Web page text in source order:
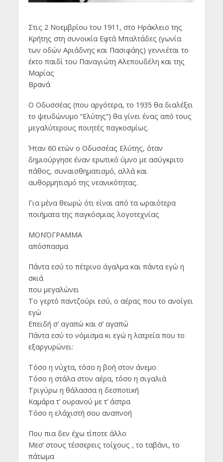
Στις 2 Νοεμβρίου του 1911, στο Ηράκλειο της
Κρήτης στη συνοικία Εφτά Μπαλτάδες (γωνία
των οδών Αριάδνης και Πασιφάης) γεννιέται το
έκτο παιδί του Παναγιώτη Αλεπουδέλη και της
Μαρίας
Βρανά
Ο Οδυσσέας (που αργότερα, το 1935 θα διαλέξει
το ψευδώνυμο “Ελύτης”) θα γίνει ένας από τους
μεγαλύτερους ποιητές παγκοσμίως.
Ήταν 60 ετών ο Οδυσσέας Ελύτης, όταν
δημιούργησε έναν ερωτικό ύμνο με ασύγκριτο
πάθος, συναισθηματισμό, αλλά και
αυθορμητισμό της νεανικότητας.
Για μένα θεωρώ ότι είναι από τα ωραιότερα
ποιήματα της παγκόσμιας λογοτεχνίας
ΜΟΝΌΓΡΑΜΜΑ
απόσπασμα
Πάντα εσύ το πέτρινο άγαλμα και πάντα εγώ η
σκιά
που μεγαλώνει
Το γερτό παντζούρι εσύ, ο αέρας που το ανοίγει
εγώ
Επειδή σ’ αγαπώ και σ’ αγαπώ
Πάντα εσύ το νόμισμα κι εγώ η λατρεία που το
εξαργυρώνει:
Tόσο η νύχτα, τόσο η βοή στον άνεμο
Τόσο η στάλα στον αέρα, τόσο η σιγαλιά
Τριγύρω η θάλασσα η δεσποτική
Καμάρα τ’ ουρανού με τ’ άστρα
Τόσο η ελάχιστή σου αναπνοή
Που πια δεν έχω τίποτε άλλο
Μεσ’ στους τέσσερεις τοίχους , το ταβάνι, το
πάτωμα